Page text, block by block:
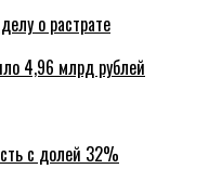
о растрате
4,96 млрд рублей
с долей 32%